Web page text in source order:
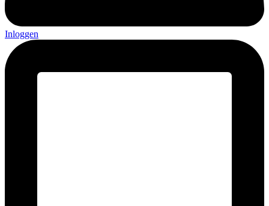
Inloggen